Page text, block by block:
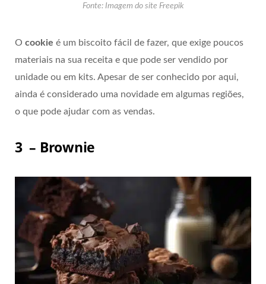
Fonte: Imagem do site Freepik
O cookie é um biscoito fácil de fazer, que exige poucos
materiais na sua receita e que pode ser vendido por
unidade ou em kits. Apesar de ser conhecido por aqui,
ainda é considerado uma novidade em algumas regiões,
o que pode ajudar com as vendas.
3 – Brownie